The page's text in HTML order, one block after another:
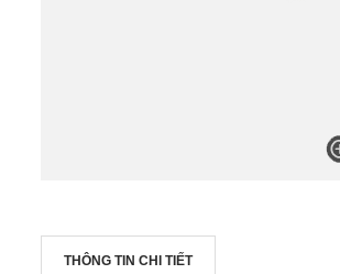
THÔNG TIN CHI TIẾT